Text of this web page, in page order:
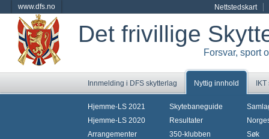
www.dfs.no Nettstedskart
Det frivillige
Forsvar, sport
Innmelding i DFS skytterlag Nyttig innhold
Hjemme-LS 2021
Hjemme-LS 2020
Arrangementer
Skytebaneguide
Resultater
350-klubben
Søk